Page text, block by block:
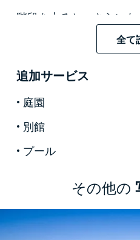
階段を上ると、さらにも
ムとバスルーム付きの3
があり、2階と最後の階
ムがあります。
住宅のインテリアは、
しの木製の梁のある天
的なトスカーナのスタイ
外部では、広大なスペー
夏の日中にリラックス
は、ブドウ畑とオリー
す。
全て
追加サービス
庭園
別館
プール
その他の